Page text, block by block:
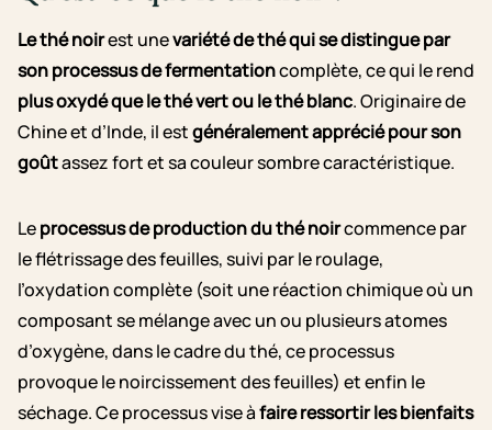
Le thé noirest unevariété de thé qui se distingue par
son processus de fermentationcomplète, ce qui le rend
plus oxydé que le thé vert ou le thé blanc. Originaire de
Chine et d’Inde, il estgénéralement apprécié pour son
goûtassez fort et sa couleur sombre caractéristique.
Leprocessus de production du thé noircommence par
le flétrissage des feuilles, suivi par le roulage,
l’oxydation complète (soit une réaction chimique où un
composant se mélange avec un ou plusieurs atomes
d’oxygène, dans le cadre du thé, ce processus
provoque le noircissement des feuilles) et enfin le
séchage. Ce processus vise àfaire ressortir les bienfaits